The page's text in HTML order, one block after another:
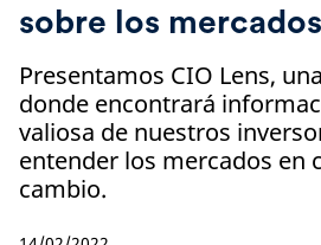
sobre los mercados
Presentamos CIO Lens,
donde encontrará
valiosa de nuestros
entender los mercados en
cambio.